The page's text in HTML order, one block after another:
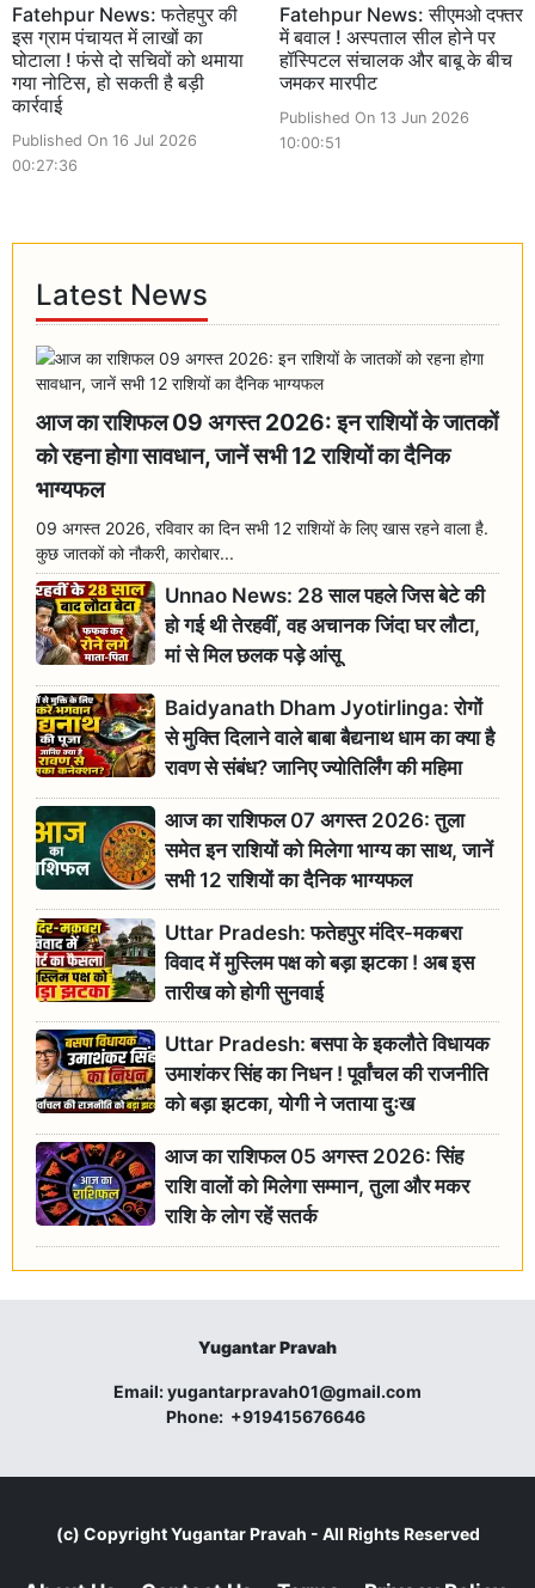
Fatehpur News: फतेहपुर की
इस ग्राम पंचायत में लाखों का
घोटाला ! फंसे दो सचिवों को थमाया
गया नोटिस, हो सकती है बड़ी
कार्रवाई
Published On 16 Jul 2026
00:27:36
Fatehpur News: सीएमओ दफ्तर
में बवाल ! अस्पताल सील होने पर
हॉस्पिटल संचालक और बाबू के बीच
जमकर मारपीट
Published On 13 Jun 2026
10:00:51
Latest News
आज का राशिफल 09 अगस्त 2026: इन राशियों के जातकों
को रहना होगा सावधान, जानें सभी 12 राशियों का दैनिक
भाग्यफल
09 अगस्त 2026, रविवार का दिन सभी 12 राशियों के लिए खास रहने वाला है.
कुछ जातकों को नौकरी, कारोबार...
Unnao News: 28 साल पहले जिस बेटे की
हो गई थी तेरहवीं, वह अचानक जिंदा घर लौटा,
मां से मिल छलक पड़े आंसू
Baidyanath Dham Jyotirlinga: रोगों
से मुक्ति दिलाने वाले बाबा बैद्यनाथ धाम का क्या है
रावण से संबंध? जानिए ज्योतिर्लिंग की महिमा
आज का राशिफल 07 अगस्त 2026: तुला
समेत इन राशियों को मिलेगा भाग्य का साथ, जानें
सभी 12 राशियों का दैनिक भाग्यफल
Uttar Pradesh: फतेहपुर मंदिर-मकबरा
विवाद में मुस्लिम पक्ष को बड़ा झटका ! अब इस
तारीख को होगी सुनवाई
Uttar Pradesh: बसपा के इकलौते विधायक
उमाशंकर सिंह का निधन ! पूर्वांचल की राजनीति
को बड़ा झटका, योगी ने जताया दुःख
आज का राशिफल 05 अगस्त 2026: सिंह
राशि वालों को मिलेगा सम्मान, तुला और मकर
राशि के लोग रहें सतर्क
Yugantar Pravah
Email:yugantarpravah01@gmail.com
Phone: +919415676646
(c) CopyrightYugantar Pravah - All Rights Reserved